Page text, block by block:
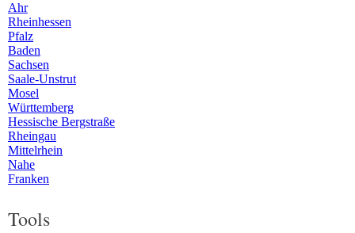
Ahr
Rheinhessen
Pfalz
Baden
Sachsen
Saale-Unstrut
Mosel
Württemberg
Hessische Bergstraße
Rheingau
Mittelrhein
Nahe
Franken
Tools